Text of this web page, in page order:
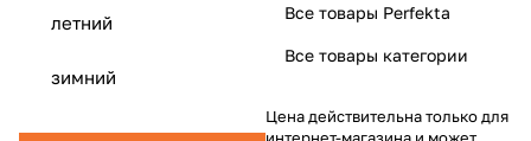
летний
зимний
Все товары Perfekta
Все товары категории
Цена действительна только для